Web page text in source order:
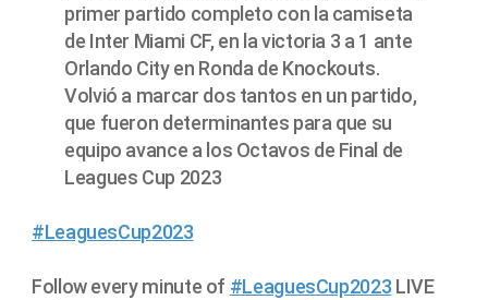
primer partido completo con la camiseta
de Inter Miami CF, en la victoria 3 a 1 ante
Orlando City en Ronda de Knockouts.
Volvió a marcar dos tantos en un partido,
que fueron determinantes para que su
equipo avance a los Octavos de Final de
Leagues Cup 2023
#LeaguesCup2023
Follow every minute of #LeaguesCup2023 LIVE